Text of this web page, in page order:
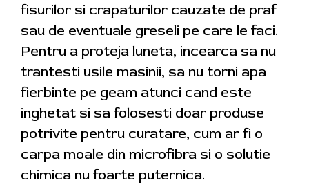
fisurilor si crapaturilor cauzate de praf
sau de eventuale greseli pe care le faci.
Pentru a proteja luneta, incearca sa nu
trantesti usile masinii, sa nu torni apa
fierbinte pe geam atunci cand este
inghetat si sa folosesti doar produse
potrivite pentru curatare, cum ar fi o
carpa moale din microfibra si o solutie
chimica nu foarte puternica.